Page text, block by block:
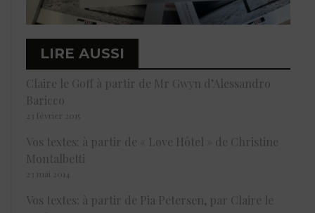
LIRE AUSSI
Claire le Goff à partir de Mr Gwyn d’Alessandro
Baricco
23 février 2015
Vos textes: à partir de « Love Hôtel » de Christine
Montalbetti
23 mai 2014
Vos textes: à partir de Pia Petersen, par Claire le